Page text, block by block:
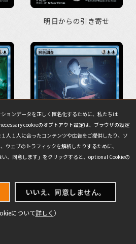
明日からの引き寄せ
解析調査
ョンデータを正しく匿名化するために、私たちは
cookieのオプトアウト設定は、ブラウザの設定
人１人に合ったコンテンツや広告をご提供したり、ソ
ウェブのトラフィックを解析したりするために、
、同意します」をクリックすると、optional Cookieの
いいえ、同意しません。
について詳しく ）